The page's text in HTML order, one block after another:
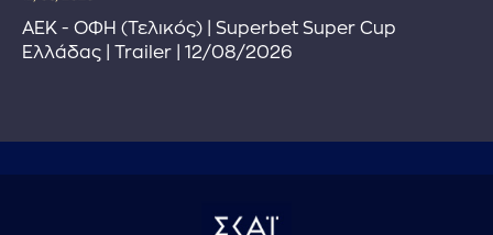
ΑΕΚ - ΟΦΗ (Τελικός) | Superbet Super Cup
Ελλάδας | Trailer | 12/08/2026